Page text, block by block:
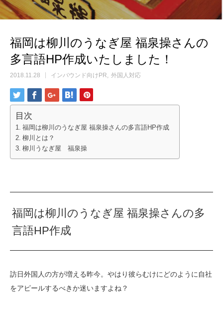
福岡は柳川のうなぎ屋 福泉操さんの
多言語HP作成いたしました！
2018.11.28 インバウンド向けPR 外国人対応
目次
福岡は柳川のうなぎ屋 福泉操さんの多言語HP作成
柳川とは？
柳川うなぎ屋 福泉操
福岡は柳川のうなぎ屋 福泉操さんの多
言語HP作成
訪日外国人の方が増える昨今。やはり彼らむけにどのように自社
をアピールするべきか迷いますよね？